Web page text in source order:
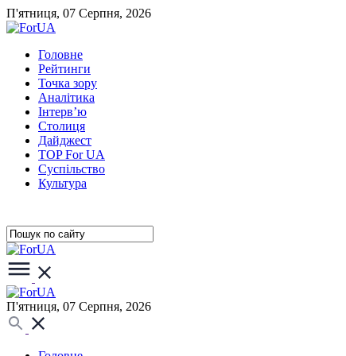
П'ятниця, 07 Серпня, 2026
Головне
Рейтинги
Точка зору
Аналітика
Інтерв’ю
Столиця
Дайджест
TOP For UA
Суспiльство
Культура
П'ятниця, 07 Серпня, 2026